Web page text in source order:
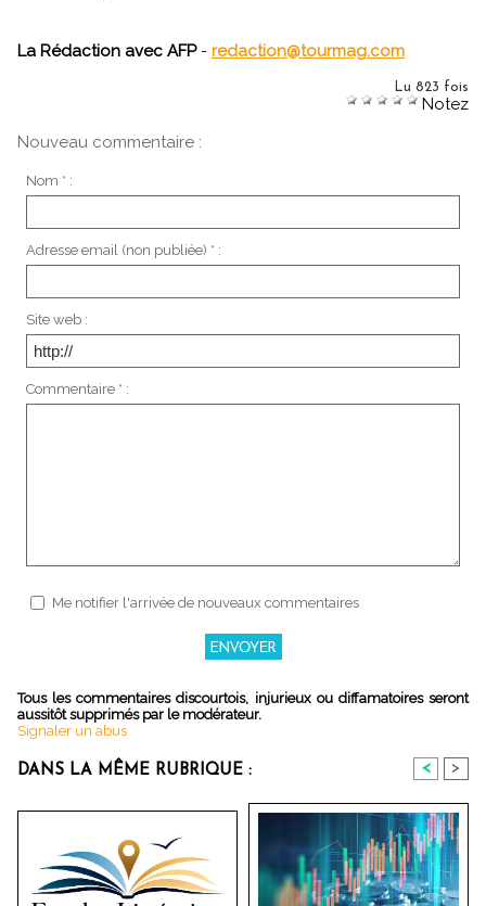
La Rédaction avec AFP- redaction@tourmag.com
Lu 823 fois
Notez
Nouveau commentaire :
Nom * :
Adresse email (non publiée) * :
Site web :
Commentaire * :
Me notifier l'arrivée de nouveaux commentaires
Tous les commentaires discourtois, injurieux ou diffamatoires seront
aussitôt supprimés par le modérateur.
Signaler un abus
DANS LA MÊME RUBRIQUE : < >